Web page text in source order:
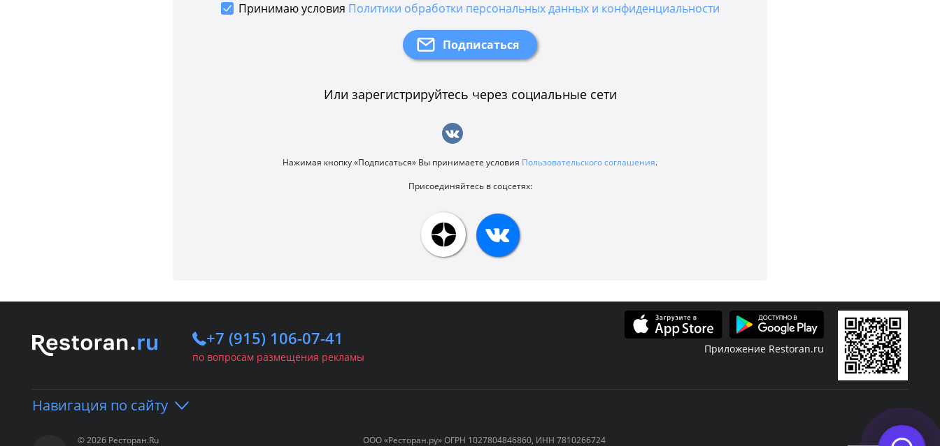
Принимаю условия Политики обработки персональных данных и конфиденциальности
Или зарегистрируйтесь через социальные сети
Нажимая кнопку «Подписаться» Вы принимаете условия Пользовательского соглашения.
Присоединяйтесь в соцсетях:
+7 (915) 106-07-41
по вопросам размещения рекламы
Приложение Restoran.ru
Навигация по сайту
© 2026 Ресторан.Ru
ООО «Ресторан.ру» ОГРН 1027804846860, ИНН 7810266724